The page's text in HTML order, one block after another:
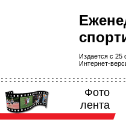
Издается с 25
Интернет-
Фото
лента